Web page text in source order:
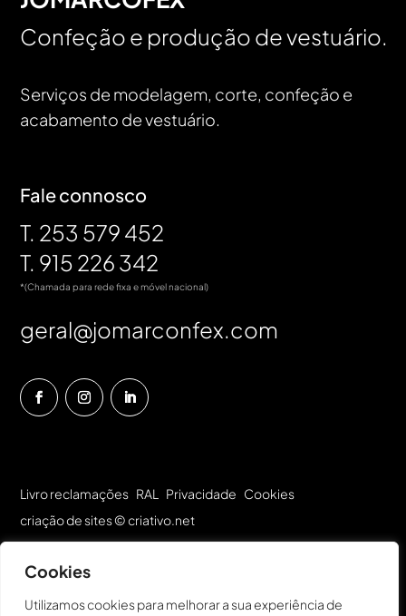
Cookies
Utilizamos cookies para melhorar a sua experiência de
Confeção e produção de vestuário.
Serviços de modelagem, corte, confeção e
acabamento de vestuário.
Fale connosco
T. 253 579 452
T. 915 226 342
*(Chamada para rede fixa e móvel nacional)
geral@jomarconfex.com
Livro reclamações RAL Privacidade Cookies
criação de sites©criativo.net